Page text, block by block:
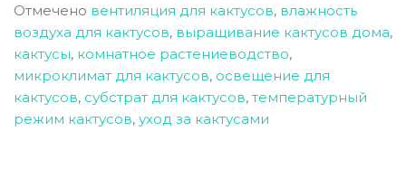
Отмечено вентиляция для кактусов, влажность
воздуха для кактусов, выращивание кактусов дома,
кактусы, комнатное растениеводство,
микроклимат для кактусов, освещение для
кактусов, субстрат для кактусов, температурный
режим кактусов, уход за кактусами